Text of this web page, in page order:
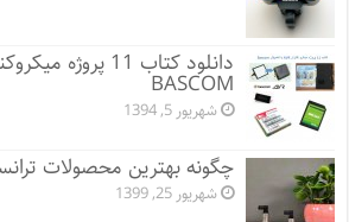
BASCOM
شهریور 5, 1394
چگونه بهترین محصولات
شهریور 25, 1399